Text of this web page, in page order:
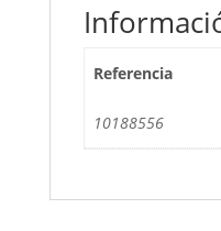
Referencia
10188556